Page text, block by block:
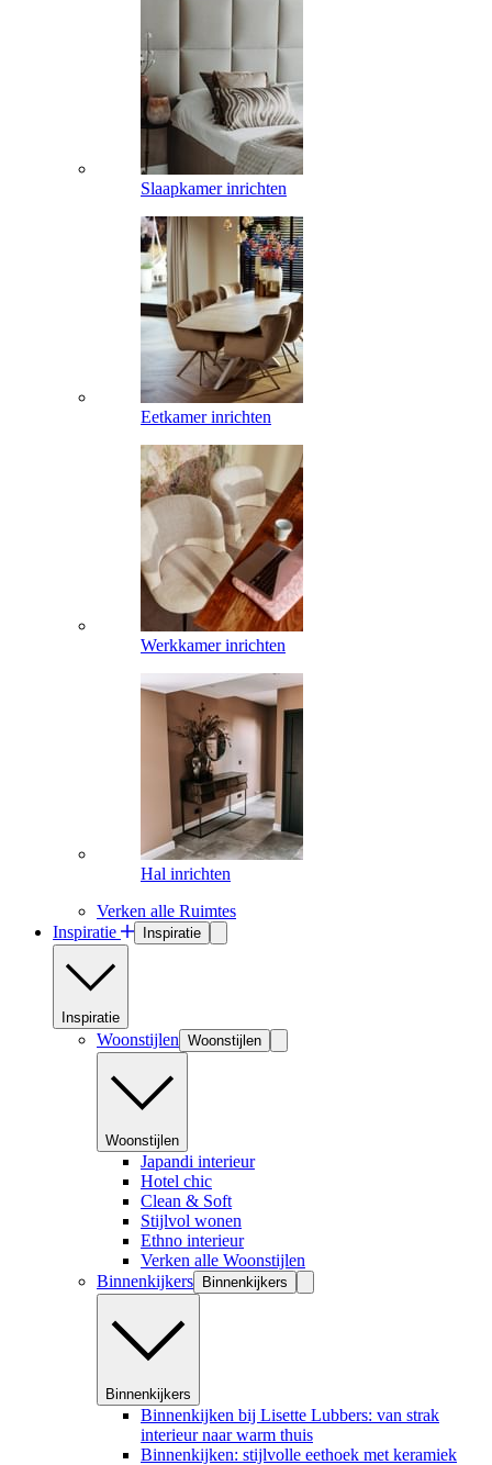
Slaapkamer inrichten
Eetkamer inrichten
Werkkamer inrichten
Hal inrichten
Verken alle Ruimtes
Inspiratie
Inspiratie
Inspiratie
Woonstijlen Woonstijlen
Woonstijlen
Japandi interieur
Hotel chic
Clean & Soft
Stijlvol wonen
Ethno interieur
Verken alle Woonstijlen
Binnenkijkers
Binnenkijkers
Binnenkijkers
Binnenkijken bij Lisette Lubbers: van strak
interieur naar warm thuis
Binnenkijken: stijlvolle eethoek met keramiek